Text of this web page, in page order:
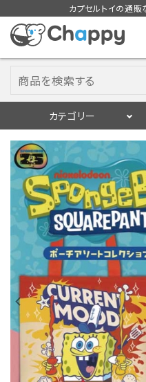
カプセルトイの通販
カテゴリー
ログイン
入荷スケジュー
カプセルトイマシン本
カプセルトイ
販促用空カプセル
レンタル
景品・玩具・文具